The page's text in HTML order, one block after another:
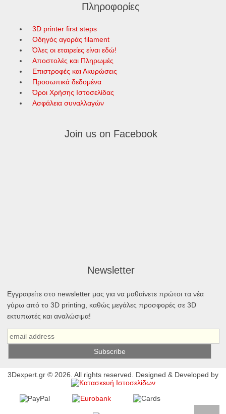
Πληροφορίες
3D printer first steps
Οδηγός αγοράς filament
Όλες οι εταιρείες είναι εδώ!
Αποστολές και Πληρωμές
Επιστροφές και Ακυρώσεις
Προσωπικά δεδομένα
Όροι Χρήσης Ιστοσελίδας
Ασφάλεια συναλλαγών
Join us on Facebook
Newsletter
Εγγραφείτε στο newsletter μας για να μαθαίνετε πρώτοι τα νέα
γύρω από το 3D printing, καθώς μεγάλες προσφορές σε 3D
εκτυπωτές και αναλώσιμα!
3Dexpert.gr © 2026. All rights reserved. Designed & Developed by